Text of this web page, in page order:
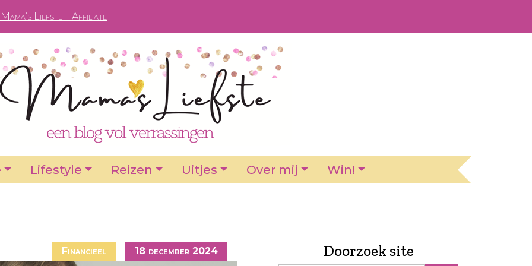
Liefste – Affiliate
Lifestyle Reizen Uitjes Over mij Win!
Financieel 18 december 2024 Doorzoek site